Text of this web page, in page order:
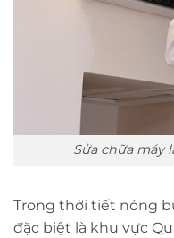
Sửa chữa máy
Trong thời tiết nóng
đặc biệt là khu vực